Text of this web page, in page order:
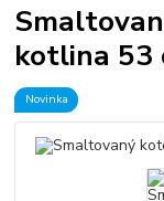
kotlina 53
Novinka